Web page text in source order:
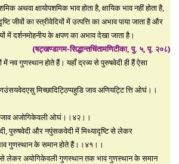
अथवा क्षायोपशमिक भाव होता है, क्षायिक भाव नहीं होता है,
जीवों का स्त्रीवेदियों में उत्पत्ति का अभाव पाया जाता है और
में दर्शनमोहनीय के क्षपण का अभाव देखा जाता है।
(षट्खण्डागम-सिद्धान्तचिंतामणिटीका, पु. ५, पृ. २०८)
में नव गुणस्थान होते हैं। यहाँ द्रव्य से पुरुषवेदी ही हैं ऐसा
मिच्छादिट्ठिप्पहुडि जाव अणियट्टि त्ति ओघं।।
जाव अजोगिकेवली ओघं।।४२।।
पुरुषवेदी और नपुंसकवेदी में मिथ्यादृष्टि से लेकर
गुणस्थान के समान होते हैं।।४१।।
से लेकर अयोगिकेवली गुणस्थान तक भाव गुणस्थान के समान